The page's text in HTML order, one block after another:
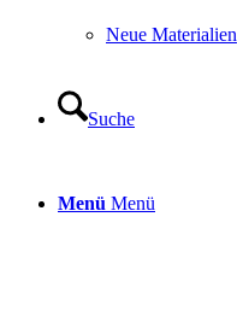
Neue Materialien
Suche
Menü Menü